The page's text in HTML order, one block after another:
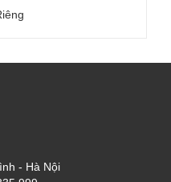
- Hà Nội